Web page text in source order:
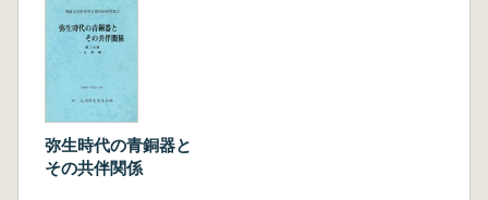
弥生時代の青銅器と
その共伴関係